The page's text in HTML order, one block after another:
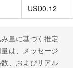
USD0.12
量に基づく推定
は、メッセージ
、およびリアル